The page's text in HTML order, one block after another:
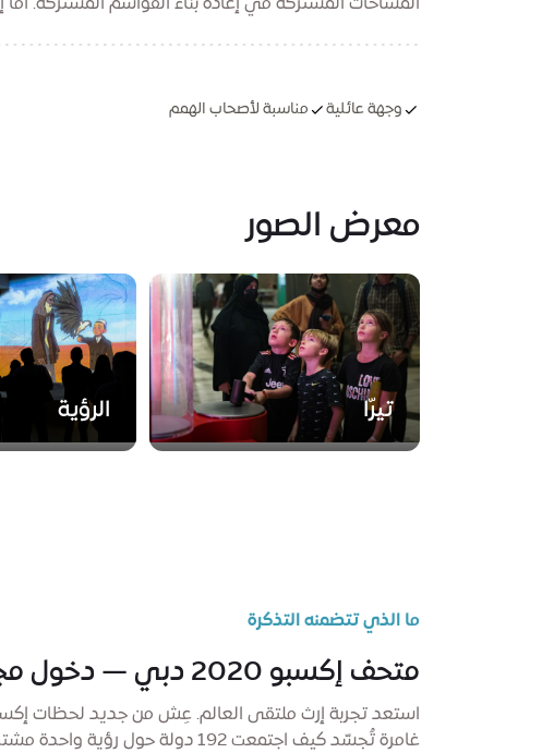
المساحات المشتركة في إعادة بناء القواسم المشتركة. أما
وجهة عائلية مناسبة لأصحاب الهمم
معرض الصور
تيرّا الرؤية
ما الذي تتضمنه التذكرة
متحف إكسبو 2020 دبي — دخول مجاني
غامرة تُجسّد كيف اجتمعت 192 دولة حول رؤية واحدة مشتركة.